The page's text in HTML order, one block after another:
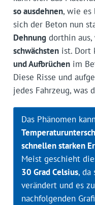
so ausdehnen, wie es
sich der Beton nun
Dehnungdorthin aus,
schwächstenist. Dort
und Aufbrüchenim
Diese Risse und
jedes Fahrzeug, was
Das Phänomen
schnellen starken
Meist geschieht
30 Grad Celsius, da
verändert und es
nachfolgenden